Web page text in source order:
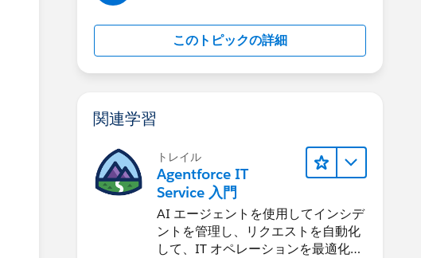
このトピックの詳細
関連学習
トレイル
Agentforce IT
Service 入門
AI エージェントを使用してインシデ
ントを管理し、リクエストを自動化
して、IT オペレーションを最適化す